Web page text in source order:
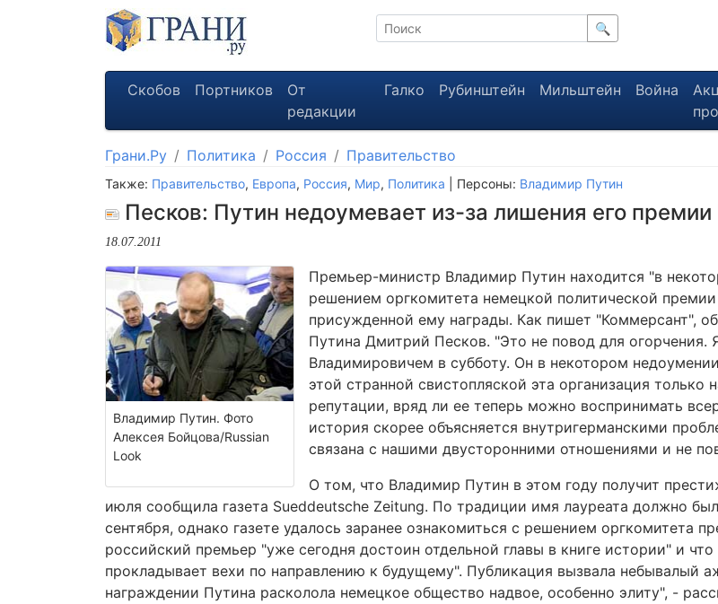
🔍
Скобов Портников
От
редакции
Галко Рубинштейн Мильштейн Война
Грани.Ру Политика Россия Правительство
Также: Правительство, Европа, Россия, Мир, Политика | Персоны: Владимир Путин
Песков: Путин недоумевает из-за лишения его премии
18.07.2011
Владимир Путин. Фото
Алексея Бойцова/Russian
Look
Премьер-министр Владимир Путин находится "в
решением оргкомитета немецкой политической
присужденной ему награды. Как пишет "Коммерсант",
Путина Дмитрий Песков. "Это не повод для
Владимировичем в субботу. Он в некотором
этой странной свистопляской эта организация только
репутации, вряд ли ее теперь можно воспринимать
история скорее объясняется внутригерманскими
связана с нашими двусторонними отношениями и не
О том, что Владимир Путин в этом году получит
июля сообщила газета Sueddeutsche Zeitung. По традиции имя лауреата должно
сентября, однако газете удалось заранее ознакомиться с решением оргкомитета
российский премьер "уже сегодня достоин отдельной главы в книге истории" и
прокладывает вехи по направлению к будущему". Публикация вызвала небывалый
награждении Путина расколола немецкое общество надвое, особенно элиту", -